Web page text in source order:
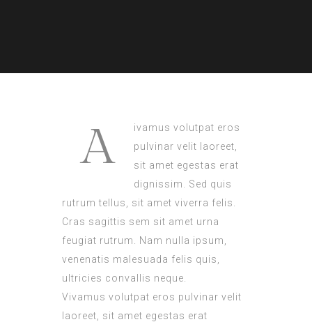
A
ivamus volutpat eros
pulvinar velit laoreet,
sit amet egestas erat
dignissim. Sed quis
rutrum tellus, sit amet viverra felis.
Cras sagittis sem sit amet urna
feugiat rutrum. Nam nulla ipsum,
venenatis malesuada felis quis,
ultricies convallis neque.
Vivamus volutpat eros pulvinar velit
laoreet, sit amet egestas erat